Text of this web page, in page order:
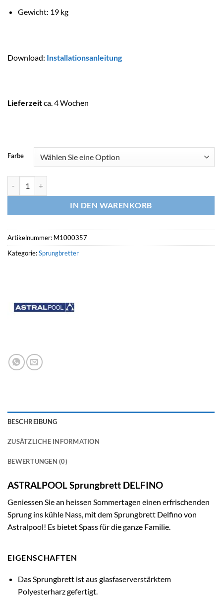
Gewicht: 19 kg
Download: Installationsanleitung
Lieferzeitca. 4 Wochen
Farbe
IN DEN WARENKORB
Artikelnummer: M1000357
Kategorie:Sprungbretter
BESCHREIBUNG
ZUSÄTZLICHE INFORMATION
BEWERTUNGEN (0)
ASTRALPOOL Sprungbrett DELFINO
Geniessen Sie an heissen Sommertagen einen erfrischenden
Sprung ins kühle Nass, mit dem Sprungbrett Delfino von
Astralpool! Es bietet Spass für die ganze Familie.
EIGENSCHAFTEN
Das Sprungbrett ist aus glasfaserverstärktem
Polyesterharz gefertigt.